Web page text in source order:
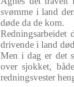
svømme i land der
døde da de kom.
Redningsarbeidet
drivende i land
Men idag er det
oversjokket, både
redningsvester